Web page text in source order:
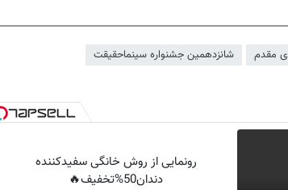
مقدم شانزدهمین جشنواره سینماحقیقت
رونمایی از روش خانگی سفیدکننده
دندان50%تخفیف🔥